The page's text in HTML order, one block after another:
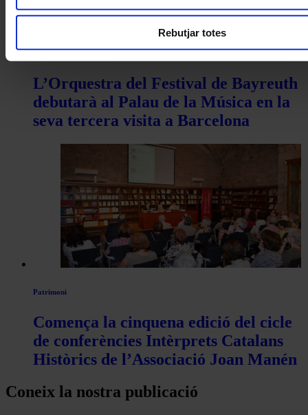
Rebutjar totes
Òpera
L’Orquestra del Festival de Bayreuth
debutarà al Palau de la Música en la
seva tercera visita a Barcelona
Patrimoni
Comença la cinquena edició del cicle
de conferències Intèrprets Catalans
Històrics de l’Associació Joan Manén
Coneix la nostra publicació